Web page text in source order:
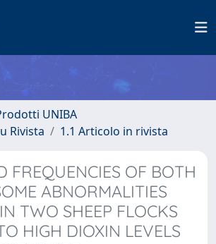
UNIBA
Rivista
1.1 Articolo in rivista
FREQUENCIES OF BOTH
ABNORMALITIES
TWO SHEEP FLOCKS
HIGH DIOXIN LEVELS